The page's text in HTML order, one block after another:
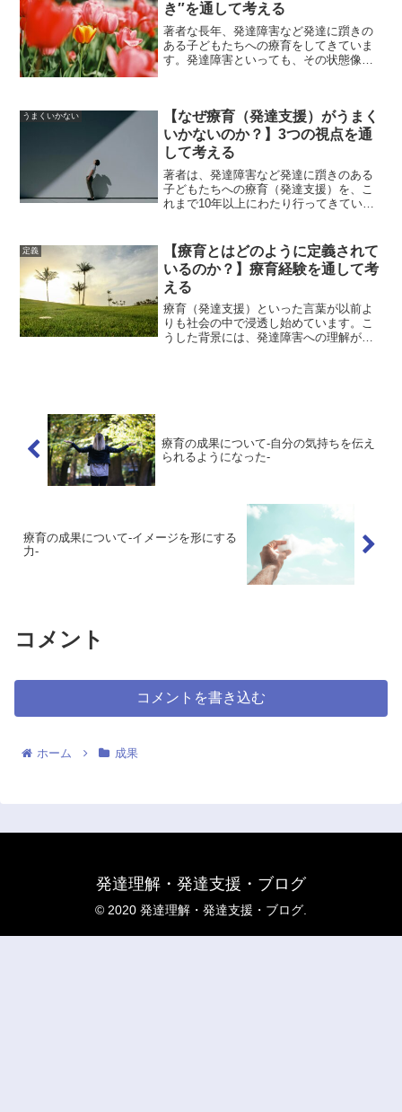
き″を通して考える
著者な長年、発達障害など発達に躓きの
ある子どもたちへの療育をしてきていま
す。発達障害といっても、その状態像・
とがあります。一方で、〝え...
うまくいかない
【なぜ療育（発達支援）がうまく
いかないのか？】3つの視点を通
して考える
著者は、発達障害など発達に躓きのある
子どもたちへの療育（発達支援）を、こ
れまで10年以上にわたり行ってきていま
ない″といった経験もありました。一方
で、〝うまくいかない″...
定義
【療育とはどのように定義されて
いるのか？】療育経験を通して考
える
療育（発達支援）といった言葉が以前よ
りも社会の中で浸透し始めています。こ
うした背景には、発達障害への理解が進
療育の成果について-自分の気持ちを伝え
られるようになった-
療育の成果について-イメージを形にする
力-
コメント
コメントを書き込む
ホーム 成果
発達理解・発達支援・ブログ
© 2020 発達理解・発達支援・ブログ.